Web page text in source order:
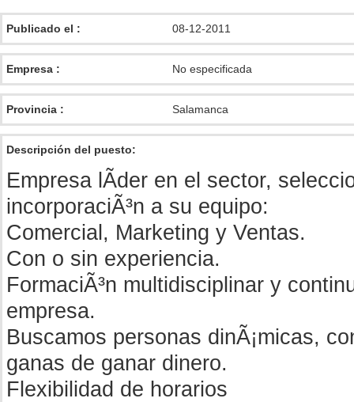
Publicado el : 08-12-2011
Empresa : No especificada
Provincia : Salamanca
Descripción del puesto:
Empresa lÃ­der en el sector,
incorporaciÃ³n a su equipo:
Comercial, Marketing y Ventas.
Con o sin experiencia.
FormaciÃ³n multidisciplinar y
empresa.
Buscamos personas dinÃ¡micas,
ganas de ganar dinero.
Flexibilidad de horarios